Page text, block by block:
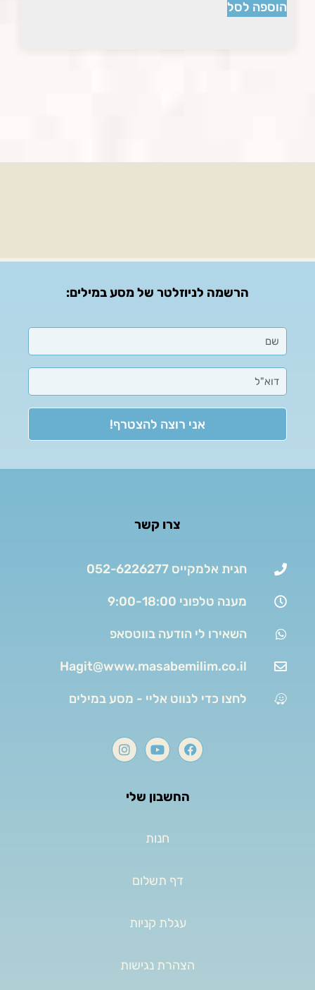
הוספה לסל
הרשמה לניוזלטר של מסע במילים:
אני רוצה להצטרף!
צרו קשר
חגית אלמקייס 052-6226277
מענה טלפוני 9:00-18:00
השאירו לי הודעה בווטסאפ
Hagit@www.masabemilim.co.il
לחצו כדי לנווט אליי - מסע במילים
החשבון שלי
חנות
דף תשלום
עגלת קניות
הצהרת נגישות